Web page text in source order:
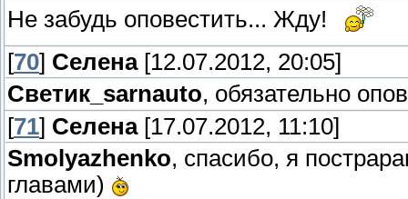
Не забудь оповестить... Жду!
[70] Селена[12.07.2012, 20:05]
Светик_sarnauto, обязательно
[71] Селена[17.07.2012, 11:10]
Smolyazhenko, спасибо, я
главами)